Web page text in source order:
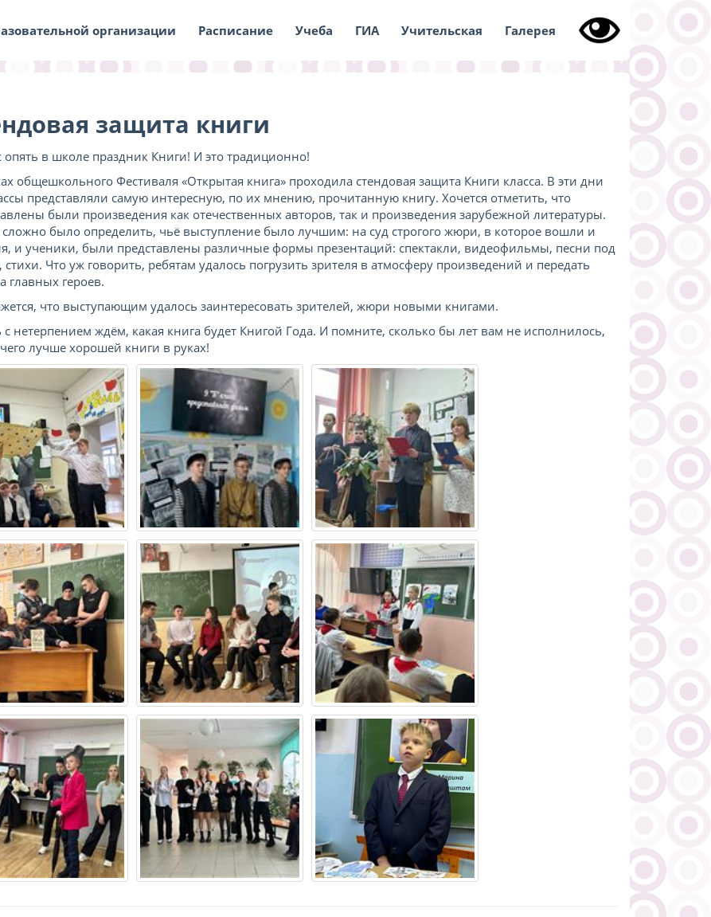
организации Расписание Учеба ГИА Учительская Галерея
защита книги
опять в школе праздник Книги! И это традиционно!
общешкольного Фестиваля «Открытая книга» проходила стендовая защита Книги класса. В эти дни
представляли самую интересную, по их мнению, прочитанную книгу. Хочется отметить, что
были произведения как отечественных авторов, так и произведения зарубежной литературы.
было определить, чьё выступление было лучшим: на суд строгого жюри, в которое вошли и
и ученики, были представлены различные формы презентаций: спектакли, видеофильмы, песни под
стихи. Что уж говорить, ребятам удалось погрузить зрителя в атмосферу произведений и передать
главных героев.
что выступающим удалось заинтересовать зрителей, жюри новыми книгами.
с нетерпением ждём, какая книга будет Книгой Года. И помните, сколько бы лет вам не исполнилось,
лучше хорошей книги в руках!